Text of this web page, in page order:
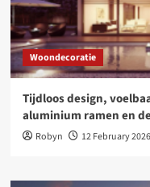
Woondecoratie
Tijdloos design,
aluminium ramen en
Robyn 12 February 2026